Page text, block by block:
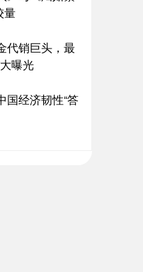
量
代销巨头，最
曝光
国经济韧性“答